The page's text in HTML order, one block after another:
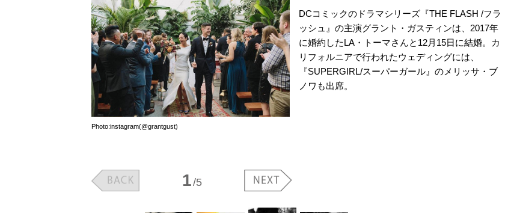
Photo:instagram(@grantgust)
1/5
DCコミックのドラマシリーズ『THE FLASH /フラ
ッシュ』の主演グラント・ガスティンは、2017年
に婚約したLA・トーマさんと12月15日に結婚。カ
リフォルニアで行われたウェディングには、
『SUPERGIRL/スーパーガール』のメリッサ・ブ
ノワも出席。